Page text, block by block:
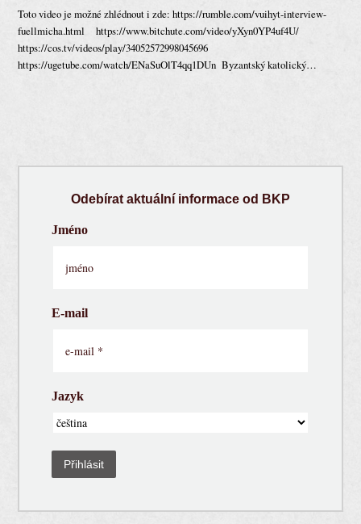
Toto video je možné zhlédnout i zde: https://rumble.com/vuihyt-interview-
fuellmicha.html https://www.bitchute.com/video/yXyn0YP4uf4U/
https://cos.tv/videos/play/34052572998045696
https://ugetube.com/watch/ENaSuOlT4qq1DUn Byzantský katolický…
Odebírat aktuální informace od BKP
Jméno
E-mail
Jazyk
Přihlásit